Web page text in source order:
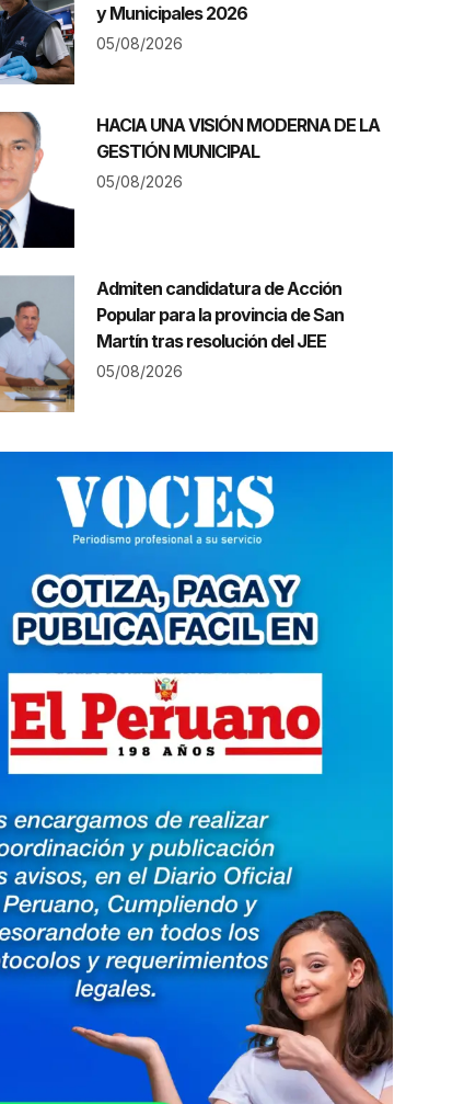
y Municipales 2026
05/08/2026
HACIA UNA VISIÓN MODERNA DE LA
GESTIÓN MUNICIPAL
05/08/2026
Admiten candidatura de Acción
Popular para la provincia de San
Martín tras resolución del JEE
05/08/2026